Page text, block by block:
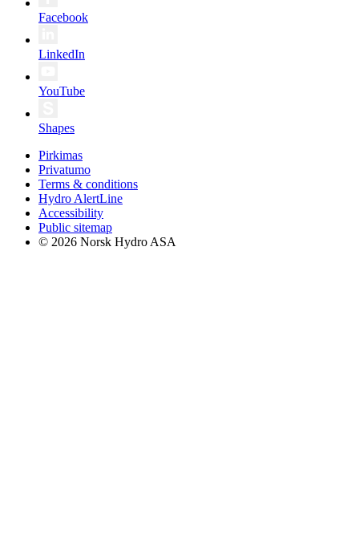
Facebook
LinkedIn
YouTube
Shapes
Pirkimas
Privatumo
Terms & conditions
Hydro AlertLine
Accessibility
Public sitemap
© 2026 Norsk Hydro ASA